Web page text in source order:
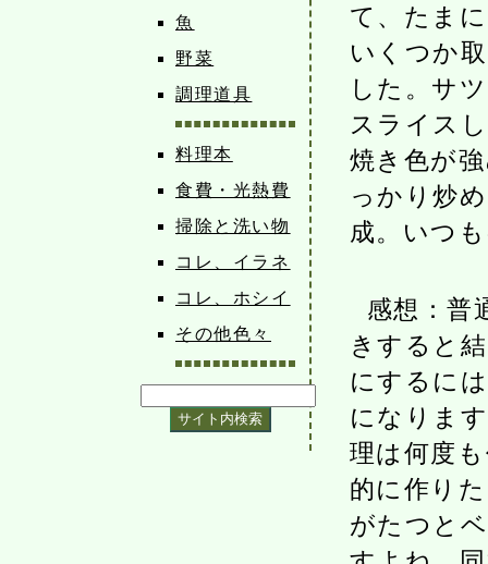
魚
野菜
調理道具
料理本
食費・光熱費
掃除と洗い物
コレ、イラネ
コレ、ホシイ
その他色々
て、たま
いくつか
した。サ
スライス
焼き色が
っかり炒
成。いつ
感想：普
きすると
にするに
になりま
理は何度
的に作り
がたつと